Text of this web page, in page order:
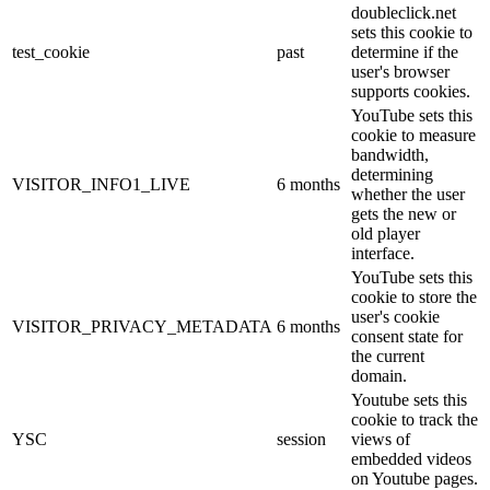
test_cookie past
doubleclick.net
sets this cookie to
determine if the
user's browser
supports cookies.
VISITOR_INFO1_LIVE 6 months
YouTube sets this
cookie to measure
bandwidth,
determining
whether the user
gets the new or
old player
interface.
VISITOR_PRIVACY_METADATA 6 months
YouTube sets this
cookie to store the
user's cookie
consent state for
the current
domain.
YSC session
Youtube sets this
cookie to track the
views of
embedded videos
on Youtube pages.